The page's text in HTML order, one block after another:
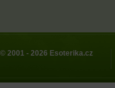
© 2001 - 2026 Esoterika.cz